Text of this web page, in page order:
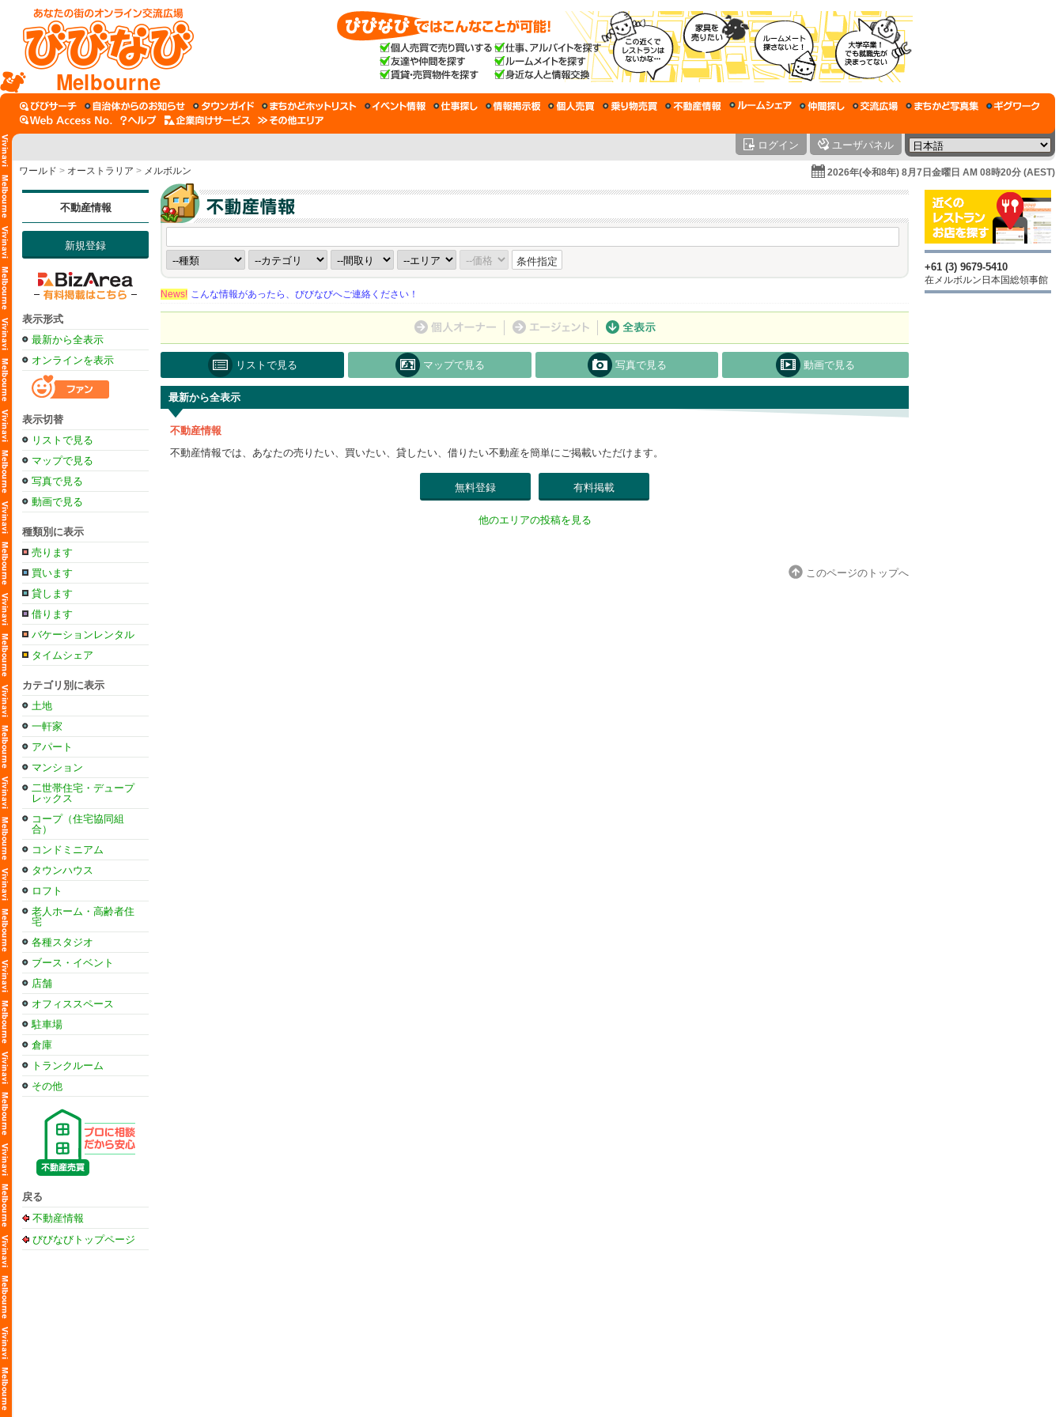
Melbourne
ログイン ユーザパネル
ワールド > オーストラリア > メルボルン 2026年(令和8年) 8月7日金曜日 AM 08時20分 (AEST)
不動産情報
新規登録
表示形式
最新から全表示
オンラインを表示
表示切替
リストで見る
マップで見る
写真で見る
動画で見る
種類別に表示
売ります
買います
貸します
借ります
バケーションレンタル
タイムシェア
カテゴリ別に表示
土地
一軒家
アパート
マンション
二世帯住宅・デュープ
レックス
コープ（住宅協同組
合）
コンドミニアム
タウンハウス
ロフト
老人ホーム・高齢者住
宅
各種スタジオ
ブース・イベント
店舗
オフィススペース
駐車場
倉庫
トランクルーム
その他
戻る
不動産情報
びびなびトップページ
条件指定
News! こんな情報があったら、びびなびへご連絡ください！
リストで見る マップで見る 写真で見る 動画で見る
最新から全表示
不動産情報
不動産情報では、あなたの売りたい、買いたい、貸したい、借りたい不動産を簡単にご掲載いただけます。
無料登録 有料掲載
他のエリアの投稿を見る
このページのトップへ
+61 (3) 9679-5410
在メルボルン日本国総領事館